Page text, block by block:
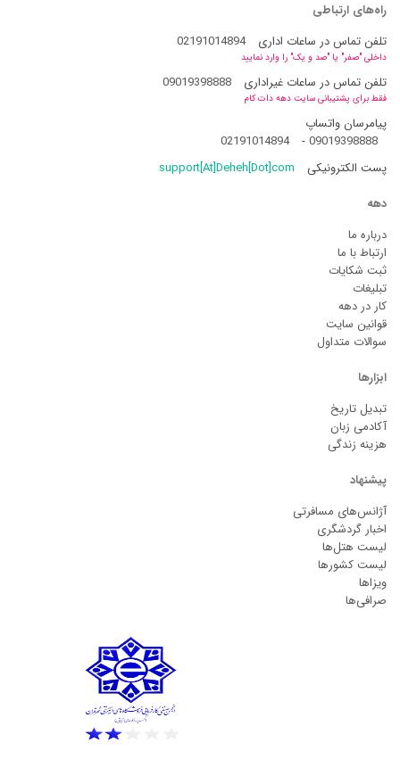
راه‌های ارتباطی
تلفن تماس در ساعات اداری
02191014894
داخلی "صفر" یا "صد و یک" را وارد نمایید
تلفن تماس در ساعات غیراداری 09019398888
فقط برای پشتیبانی سایت دهه دات کام
پیامرسان واتساپ
09019398888
-
02191014894
پست الکترونیکی
support[At]Deheh[Dot]com
دهه
درباره ما
ارتباط با ما
ثبت شکایات
تبلیغات
کار در دهه
قوانین سایت
سوالات متداول
ابزارها
تبدیل تاریخ
آکادمی زبان
هزینه زندگی
پیشنهاد
آژانس‌های مسافرتی
اخبار گردشگری
لیست هتل‌ها
لیست کشورها
ویزاها
صرافی‌ها